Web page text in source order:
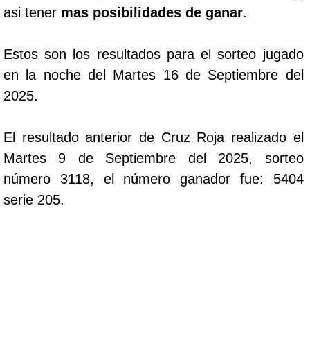
asi tener mas posibilidades de ganar.
Estos son los resultados para el sorteo jugado
en la noche del Martes 16 de Septiembre del
2025.
El resultado anterior de Cruz Roja realizado el
Martes 9 de Septiembre del 2025, sorteo
número 3118, el número ganador fue: 5404
serie 205.